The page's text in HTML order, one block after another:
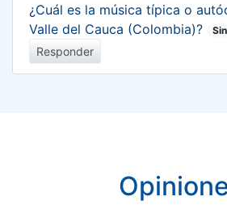
¿Cuál es la música típica o
Valle del Cauca (Colombia)?
Responder